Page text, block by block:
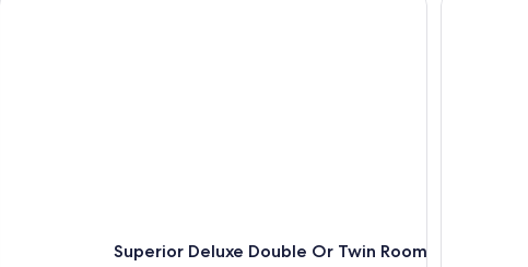
Superior Deluxe Double Or Twin Room